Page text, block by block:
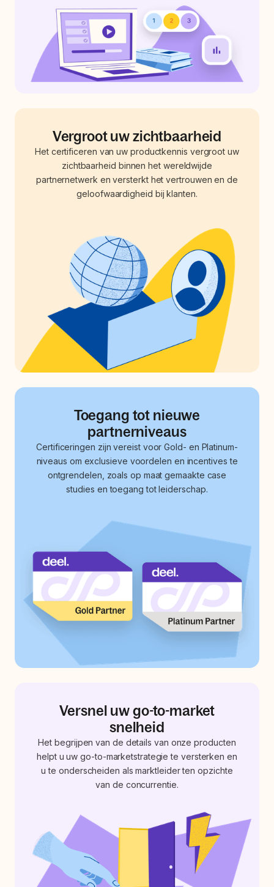
Vergroot uw zichtbaarheid
Het certificeren van uw productkennis vergroot uw
zichtbaarheid binnen het wereldwijde
partnernetwerk en versterkt het vertrouwen en de
geloofwaardigheid bij klanten.
Toegang tot nieuwe
partnerniveaus
Certificeringen zijn vereist voor Gold- en Platinum-
niveaus om exclusieve voordelen en incentives te
ontgrendelen, zoals op maat gemaakte case
studies en toegang tot leiderschap.
Versnel uw go-to-market
snelheid
Het begrijpen van de details van onze producten
helpt u uw go-to-marketstrategie te versterken en
u te onderscheiden als marktleider ten opzichte
van de concurrentie.